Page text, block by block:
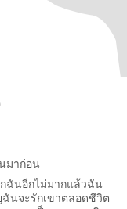
มาก่อน
ฉันอีกไม่มากแล้วฉัน
นจะรักเขาตลอดชีวิต